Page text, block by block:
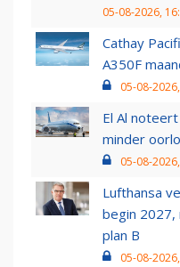
05-08-2026,
Cathay
A350F
05-08-
El Al
minder
05-08-
Lufthansa
begin 2027,
plan B
05-08-